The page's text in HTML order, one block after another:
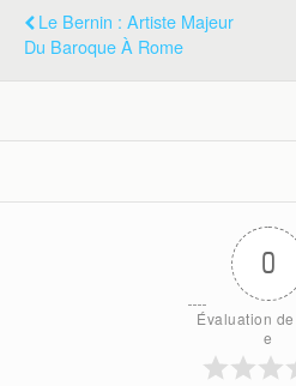
Le Bernin : Artiste Majeur
Du Baroque À Rome
0
Évaluation
e